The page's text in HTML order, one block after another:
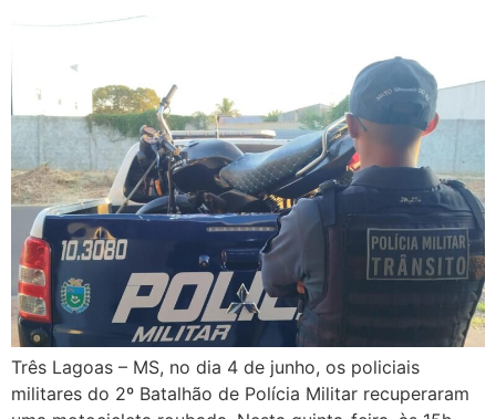
Três Lagoas – MS, no dia 4 de junho, os policiais
militares do 2º Batalhão de Polícia Militar recuperaram